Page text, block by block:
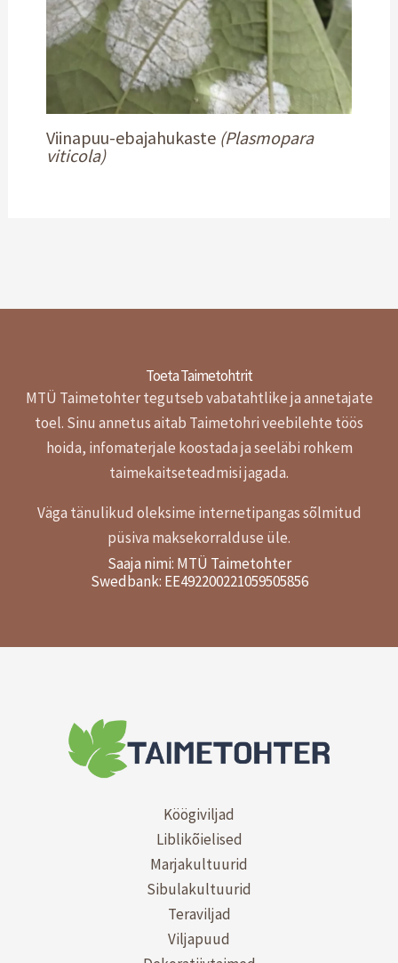
Viinapuu-ebajahukaste (Plasmopara
viticola)
Toeta Taimetohtrit
MTÜ Taimetohter tegutseb vabatahtlike ja annetajate
toel. Sinu annetus aitab Taimetohri veebilehte töös
hoida, infomaterjale koostada ja seeläbi rohkem
taimekaitseteadmisi jagada.
Väga tänulikud oleksime internetipangas sõlmitud
püsiva maksekorralduse üle.
Saaja nimi: MTÜ Taimetohter
Swedbank: EE492200221059505856
Köögiviljad
Liblikõielised
Marjakultuurid
Sibulakultuurid
Teraviljad
Viljapuud